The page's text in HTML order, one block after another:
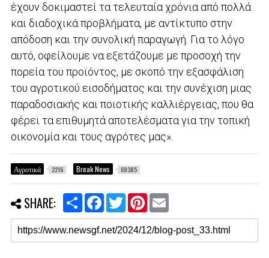
έχουν δοκιμαστεί τα τελευταία χρόνια από πολλά
και διαδοχικά προβλήματα, με αντίκτυπο στην
απόδοση και την συνολική παραγωγή. Για το λόγο
αυτό, οφείλουμε να εξετάζουμε με προσοχή την
πορεία του προϊόντος, με σκοπό την εξασφάλιση
του αγροτικού εισοδήματος και την συνέχιση μιας
παραδοσιακής και ποιοτικής καλλιέργειας, που θα
φέρει τα επιθυμητά αποτελέσματα για την τοπική
οικονομία και τους αγρότες μας».
Αγροτικά 2216 Break News 69385
SHARE:
S
a
r
e
F
c
e
b
o
T
i
t
t
e
P
n
t
e
r
E
a
i
l